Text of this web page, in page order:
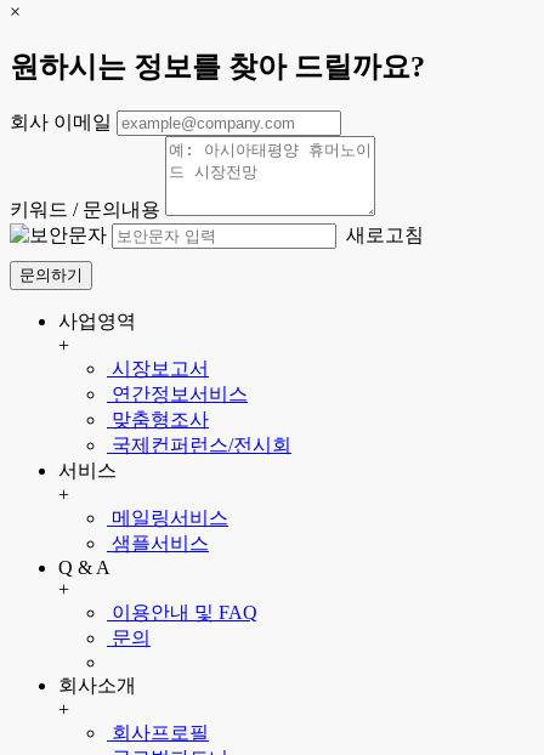
×
원하시는 정보를 찾아 드릴까요?
회사 이메일
키워드 / 문의내용
새로고침
문의하기
사업영역
+
시장보고서
연간정보서비스
맞춤형조사
국제컨퍼런스/전시회
서비스
+
메일링서비스
샘플서비스
Q & A
+
이용안내 및 FAQ
문의
회사소개
+
회사프로필